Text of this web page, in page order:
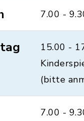
7.00 -
15.00 -
(bitte
7.00 -